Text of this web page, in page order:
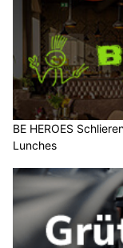
BE HEROES
Lunches